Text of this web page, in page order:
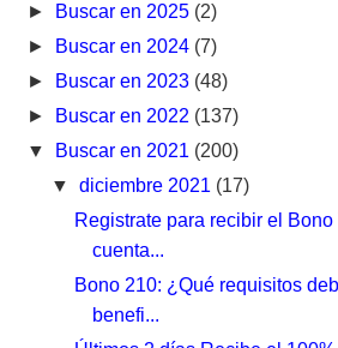
► Buscar en 2025 (2)
► Buscar en 2024 (7)
► Buscar en 2023 (48)
► Buscar en 2022 (137)
▼ Buscar en 2021 (200)
▼ diciembre 2021 (17)
Registrate para recibir el
cuenta...
Bono 210: ¿Qué requisitos
benefi...